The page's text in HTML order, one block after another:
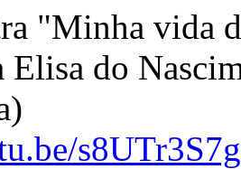
"Minha vida
do